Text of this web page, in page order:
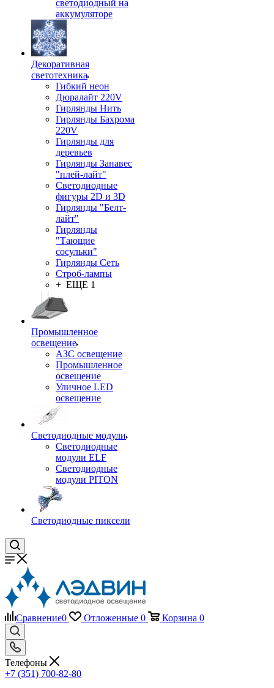
светодиодный на
аккумуляторе
Декоративная
светотехника
Гибкий неон
Дюралайт 220V
Гирлянды Нить
Гирлянды Бахрома
220V
Гирлянды для
деревьев
Гирлянды Занавес
"плей-лайт"
Светодиодные
фигуры 2D и 3D
Гирлянды "Белт-
лайт"
Гирлянды
"Тающие
сосульки"
Гирлянды Сеть
Строб-лампы
+ ЕЩЕ 1
Промышленное
освещение
АЗС освещение
Промышленное
освещение
Уличное LED
освещение
Светодиодные модули
Светодиодные
модули ELF
Светодиодные
модули PITON
Светодиодные пиксели
Сравнение0 Отложенные 0 Корзина 0
Телефоны
+7 (351) 700-82-80